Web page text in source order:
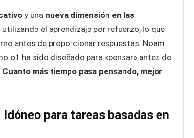
y una nueva dimensión en las
utilizando el aprendizaje por refuerzo, lo que
antes de proporcionar respuestas. Noam
o1 ha sido diseñado para «pensar» antes de
Cuanto más tiempo pasa pensando, mejor
para tareas basadas en